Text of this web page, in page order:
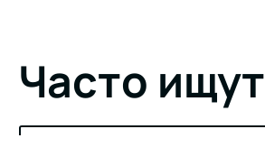
Часто ищут